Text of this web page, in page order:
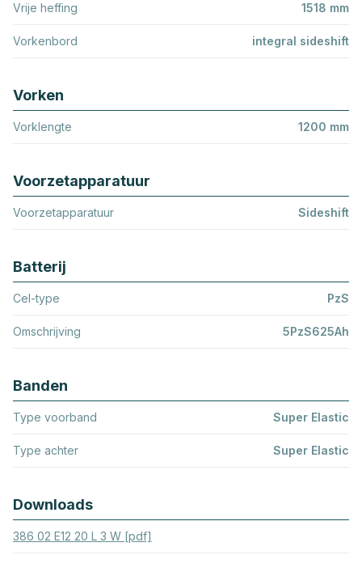
Vrije heffing 1518 mm
Vorkenbord integral sideshift
Vorken
Vorklengte 1200 mm
Voorzetapparatuur
Voorzetapparatuur Sideshift
Batterij
Cel-type PzS
Omschrijving 5PzS625Ah
Banden
Type voorband Super Elastic
Type achter Super Elastic
Downloads
386 02 E12 20 L 3 W [pdf]